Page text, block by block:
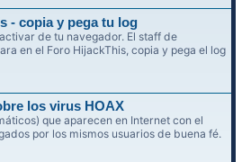
- copia y pega tu log
de tu navegador. El staff de
en el Foro HijackThis, copia y pega el log
los virus HOAX
que aparecen en Internet con el
por los mismos usuarios de buena fé.